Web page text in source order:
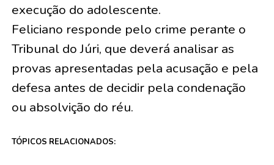
execução do adolescente.
Feliciano responde pelo crime perante o
Tribunal do Júri, que deverá analisar as
provas apresentadas pela acusação e pela
defesa antes de decidir pela condenação
ou absolvição do réu.
TÓPICOS RELACIONADOS: